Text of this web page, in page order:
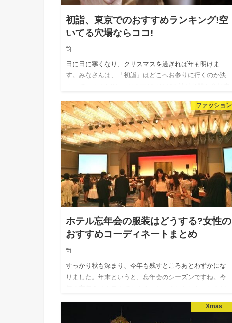
初詣、東京でのおすすめランキング!空
いてる穴場ならココ!
日に日に寒くなり、クリスマスを過ぎれば年も明けま
す。みなさんは、「初詣」はどこへお参りに行くのか決
帯や穴場が分かればい…
ファッション
ホテル忘年会の服装はどうする?女性の
おすすめコーディネートまとめ
すっかり秋も深まり、今年も残すところあとわずかにな
りました。年末というと、忘年会のシーズンですね。今
Xmas